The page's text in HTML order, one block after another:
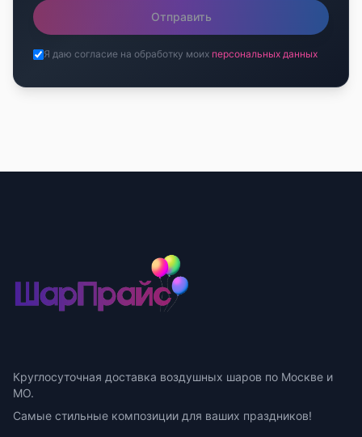
Отправить
Я даю согласие на обработку моих персональных данных
Круглосуточная доставка воздушных шаров по Москве и
МО.
Самые стильные композиции для ваших праздников!